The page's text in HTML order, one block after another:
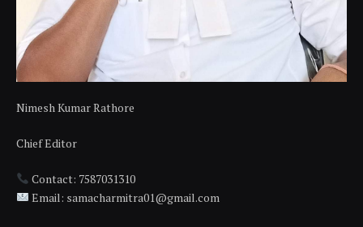
Nimesh Kumar Rathore
Chief Editor
Contact: 7587031310
Email: samacharmitra01@gmail.com